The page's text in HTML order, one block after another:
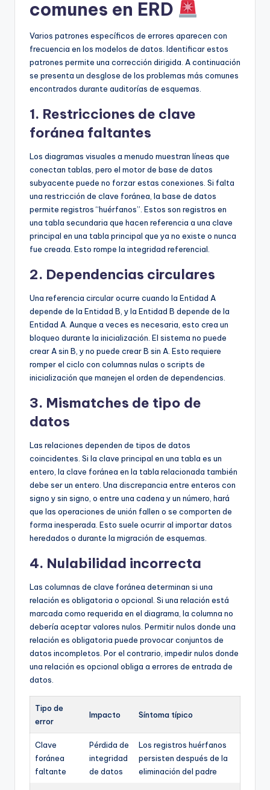
comunes en ERD
Varios patrones específicos de errores aparecen con
frecuencia en los modelos de datos. Identificar estos
patrones permite una corrección dirigida. A continuación
se presenta un desglose de los problemas más comunes
encontrados durante auditorías de esquemas.
1. Restricciones de clave
foránea faltantes
Los diagramas visuales a menudo muestran líneas que
conectan tablas, pero el motor de base de datos
subyacente puede no forzar estas conexiones. Si falta
una restricción de clave foránea, la base de datos
permite registros “huérfanos”. Estos son registros en
una tabla secundaria que hacen referencia a una clave
principal en una tabla principal que ya no existe o nunca
fue creada. Esto rompe la integridad referencial.
2. Dependencias circulares
Una referencia circular ocurre cuando la Entidad A
depende de la Entidad B, y la Entidad B depende de la
Entidad A. Aunque a veces es necesaria, esto crea un
bloqueo durante la inicialización. El sistema no puede
crear A sin B, y no puede crear B sin A. Esto requiere
romper el ciclo con columnas nulas o scripts de
inicialización que manejen el orden de dependencias.
3. Mismatches de tipo de
datos
Las relaciones dependen de tipos de datos
coincidentes. Si la clave principal en una tabla es un
entero, la clave foránea en la tabla relacionada también
debe ser un entero. Una discrepancia entre enteros con
signo y sin signo, o entre una cadena y un número, hará
que las operaciones de unión fallen o se comporten de
forma inesperada. Esto suele ocurrir al importar datos
heredados o durante la migración de esquemas.
4. Nulabilidad incorrecta
Las columnas de clave foránea determinan si una
relación es obligatoria o opcional. Si una relación está
marcada como requerida en el diagrama, la columna no
debería aceptar valores nulos. Permitir nulos donde una
relación es obligatoria puede provocar conjuntos de
datos incompletos. Por el contrario, impedir nulos donde
una relación es opcional obliga a errores de entrada de
datos.
Tipo de
error
Impacto Síntoma típico
Clave
foránea
faltante
Pérdida de
integridad
de datos
Los registros huérfanos
persisten después de la
eliminación del padre